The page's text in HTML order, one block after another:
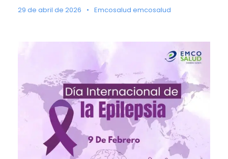
29 de abril de 2026 • Emcosalud emcosalud